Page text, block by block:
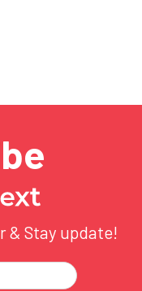
ว่า BA เราจะมาเล่า
ปไหนเอ่ยยย) …
& Stay update!